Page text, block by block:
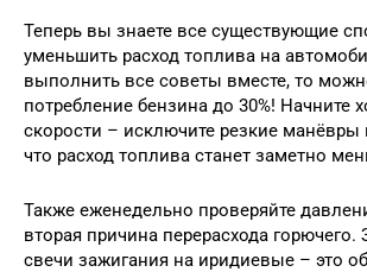
Теперь вы знаете все существующие
уменьшить расход топлива на
выполнить все советы вместе, то
потребление бензина до 30%! Начните
скорости – исключите резкие манёвры
что расход топлива станет заметно
Также еженедельно проверяйте
вторая причина перерасхода горючего.
свечи зажигания на иридиевые – это